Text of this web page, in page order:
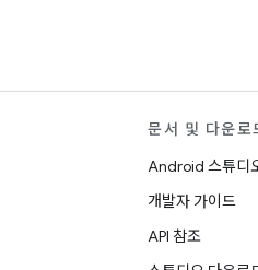
문서 및 다운로
Android 스튜디
개발자 가이드
API 참조